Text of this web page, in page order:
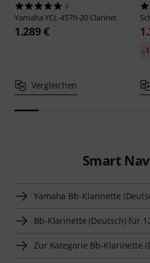
3
YamahaYCL-457II-20 Clarinet
1.289 €
Vergleichen
-
Smart
Yamaha Bb-Klarinette
Bb-Klarinette (Deutsch) für
Zur Kategorie Bb-Klarinette